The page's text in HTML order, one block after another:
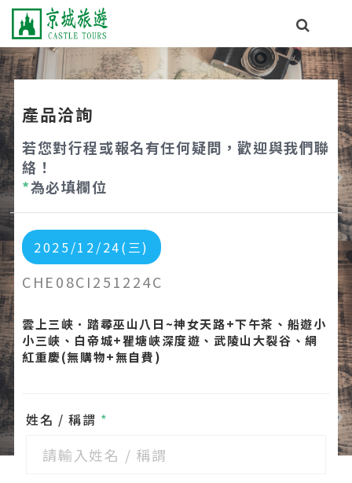
產品洽詢
若您對行程或報名有任何疑問，歡迎與我們聯
絡！
*為必填欄位
2025/12/24(三)
CHE08CI251224C
雲上三峽．踏尋巫山八日~神女天路+下午茶、船遊小
小三峽、白帝城+瞿塘峽深度遊、武陵山大裂谷、網
紅重慶(無購物+無自費)
姓名 / 稱謂 *